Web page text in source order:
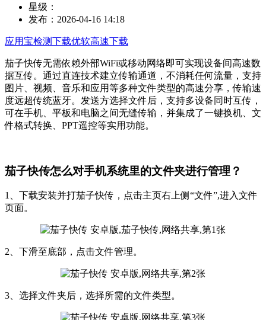
星级：
发布： 2026-04-16 14:18
应用宝检测下载优软高速下载
茄子快传无需依赖外部WiFi或移动网络即可实现设备间高速数
据互传。通过直连技术建立传输通道，不消耗任何流量，支持
图片、视频、音乐和应用等多种文件类型的高速分享，传输速
度远超传统蓝牙。发送方选择文件后，支持多设备同时互传，
可在手机、平板和电脑之间无缝传输，并集成了一键换机、文
件格式转换、PPT遥控等实用功能。
茄子快传怎么对手机系统里的文件夹进行管理？
1、下载安装并打茄子快传，点击主页右上侧“文件”,进入文件
页面。
2、下滑至底部，点击文件管理。
3、选择文件夹后，选择所需的文件类型。